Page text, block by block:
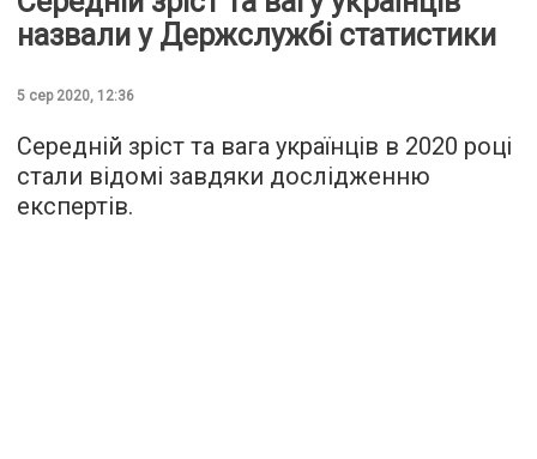
назвали у Держслужбі статистики
5 сер 2020, 12:36
Середній зріст та вага українців в 2020 році
стали відомі завдяки дослідженню
експертів.